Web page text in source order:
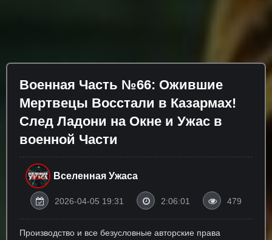
Военная Часть №66: Ожившие
Мертвецы Восстали в Казармах!
След Ладони на Окне и Ужас в
военной Части
Вселенная Ужаса
2026-04-05 19:31 2:06:01 479
Производство и все безусловные авторские права